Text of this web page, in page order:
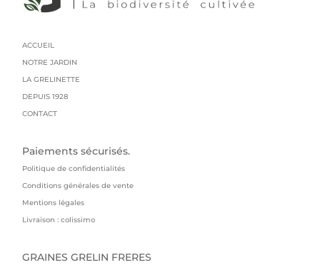
ACCUEIL
NOTRE JARDIN
LA GRELINETTE
DEPUIS 1928
CONTACT
Paiements sécurisés.
Politique de confidentialités
Conditions générales de vente
Mentions légales
Livraison : colissimo
GRAINES GRELIN FRERES